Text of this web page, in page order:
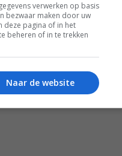
verwerken op basis
bezwaar maken door uw
deze pagina of in het
beheren of in te trekken
Naar de website